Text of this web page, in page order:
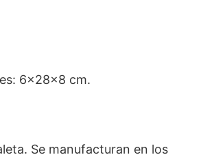
6x28x8 cm.
Se manufacturan en los